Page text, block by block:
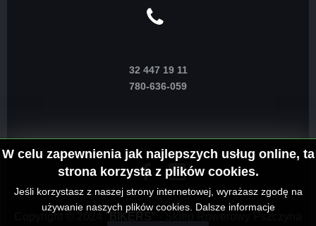
32 447 19 11
780-636-059
W celu zapewnienia jak najlepszych usług online, ta
strona korzysta z plików cookies.
Jeśli korzystasz z naszej strony internetowej, wyrażasz zgodę na
używanie naszych plików cookies. Dalsze informacje
Copyright © 2024 "BIKERS" - Sklep Rowerowy Pszczyna